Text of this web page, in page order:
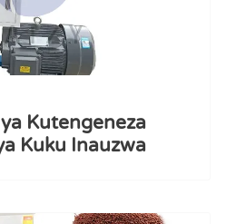
Kutengeneza
Kuku Inauzwa